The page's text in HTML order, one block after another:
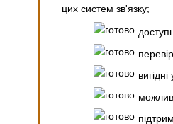
цих систем зв'язку;